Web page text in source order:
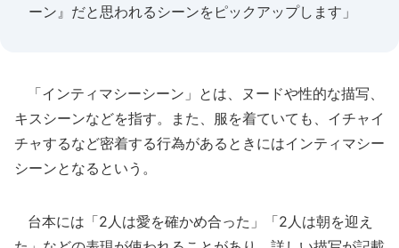
ーン』だと思われるシーンをピックアップします」
「インティマシーシーン」とは、ヌードや性的な描写、
キスシーンなどを指す。また、服を着ていても、イチャイ
チャするなど密着する行為があるときにはインティマシー
シーンとなるという。
台本には「2人は愛を確かめ合った」「2人は朝を迎え